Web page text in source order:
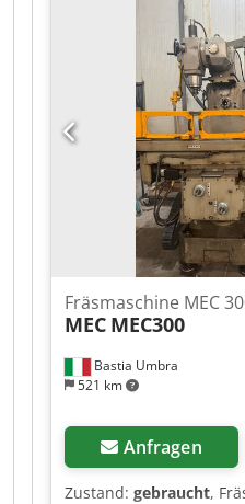
Vertikalweg: 405 mm
Pinolenvorschübe:
Pinolendurchmesser:
Spindelmotor: 2,2 kW
(stufenlos): 50-3500 U/
Maschine in metrischer
AUSSTATTUNG DER
Digitalanzeige (DRO)
Zentralisierte Einpunkt-
Arbeitsleuchte
Dedpjy S Shwefx
Bastia Umbra
521 km
Fräsmaschine MEC
MEC MEC300
Anfragen
Zustand: gebraucht,